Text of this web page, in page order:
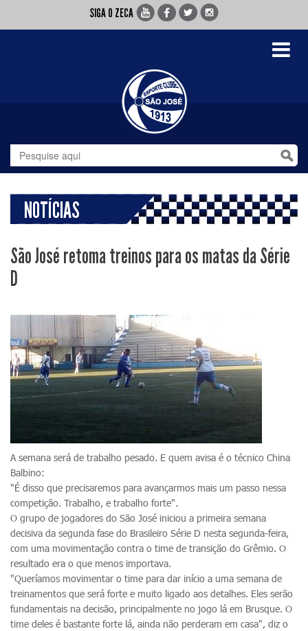
SIGA O ZECA
Toggle
NOTÍCIAS
São José retoma treinos para os matas da Série
D
A semana será de trabalho pesado. E quem avisa é o técnico China
Balbino:
"É disso que precisaremos para avançarmos mais um passo nessa
competição. Trabalho, e trabalho forte".
O grupo de jogadores do São José iniciou a primeira semana
decisiva da segunda fase do Brasileiro Série D nesta segunda-feira,
com uma movimentação contra o time de transição do Grêmio. O
resultado era o que menos importava.
"Queríamos movimentar o time para dar início a uma semana de
treinamentos que será forte e muito ligado aos detalhes. Eles serão
fundamentais na decisão, principalmente no jogo lá em Brusque. O
time deles é bastante forte lá, ainda não perderam em casa", diz o